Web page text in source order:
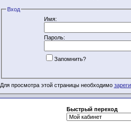
Вход
Имя:
Пароль:
Запомнить?
Для просмотра этой страницы необходимо
Быстрый переход